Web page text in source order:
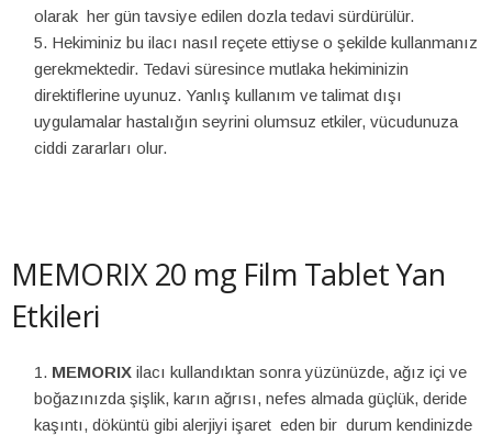
olarak her gün tavsiye edilen dozla tedavi sürdürülür.
Hekiminiz bu ilacı nasıl reçete ettiyse o şekilde kullanmanız
gerekmektedir. Tedavi süresince mutlaka hekiminizin
direktiflerine uyunuz. Yanlış kullanım ve talimat dışı
uygulamalar hastalığın seyrini olumsuz etkiler, vücudunuza
ciddi zararları olur.
MEMORIX 20 mg Film Tablet Yan
Etkileri
MEMORIX ilacı kullandıktan sonra yüzünüzde, ağız içi ve
boğazınızda şişlik, karın ağrısı, nefes almada güçlük, deride
kaşıntı, döküntü gibi alerjiyi işaret eden bir durum kendinizde